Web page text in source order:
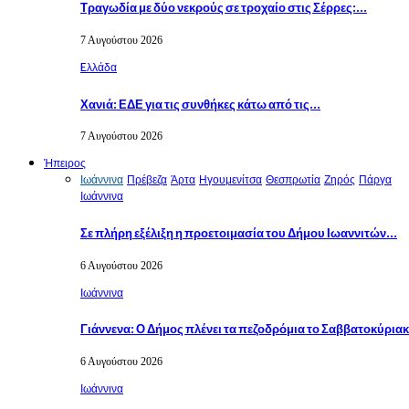
Τραγωδία με δύο νεκρούς σε τροχαίο στις Σέρρες:…
7 Αυγούστου 2026
Eλλάδα
Χανιά: ΕΔΕ για τις συνθήκες κάτω από τις…
7 Αυγούστου 2026
Ήπειρος
Ιωάννινα Πρέβεζα Άρτα Ηγουμενίτσα Θεσπρωτία Ζηρός Πάργα
Ιωάννινα
Σε πλήρη εξέλιξη η προετοιμασία του Δήμου Ιωαννιτών…
6 Αυγούστου 2026
Ιωάννινα
Γιάννενα: Ο Δήμος πλένει τα πεζοδρόμια το
6 Αυγούστου 2026
Ιωάννινα